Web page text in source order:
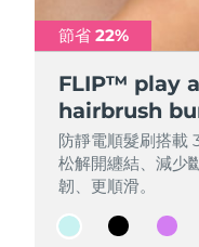
節省 22%
FLIP™ play
hairbrush
防靜電順髮刷搭載
松解開纏結、減少
韌、更順滑。
節省 22%
FLIP™ play
hairbrush
防靜電順髮刷搭載
松解開纏結、減少
韌、更順滑。
節省 22%
FLIP™ play
hairbrush
防靜電順髮刷搭載
松解開纏結、減少
韌、更順滑。
FAQ™
All anti-
FAQ™
All LED
FAQ™
Travel-
Firming
Acne
IRIS™
毛孔護理
KIWI™
2-in-1
NEW
直布羅陀
希臘
中國香港特別行政區
匈牙利
冰島